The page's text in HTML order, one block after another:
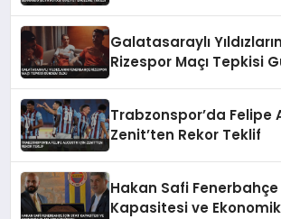
Galatasaraylı
Rizespor Maçı Tepkisi
Trabzonspor’da Felipe
Zenit’ten Rekor Teklif
Hakan Safi
Kapasitesi ve Ekonomik